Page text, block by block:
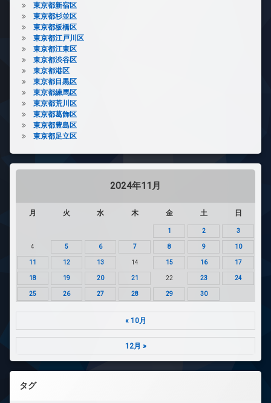
東京都新宿区
東京都杉並区
東京都板橋区
東京都江戸川区
東京都江東区
東京都渋谷区
東京都港区
東京都目黒区
東京都練馬区
東京都荒川区
東京都葛飾区
東京都豊島区
東京都足立区
2024年11月
月 火 水 木 金 土 日
1 2 3
4 5 6 7 8 9 10
11 12 13 14 15 16 17
18 19 20 21 22 23 24
25 26 27 28 29 30
« 10月
12月 »
タグ